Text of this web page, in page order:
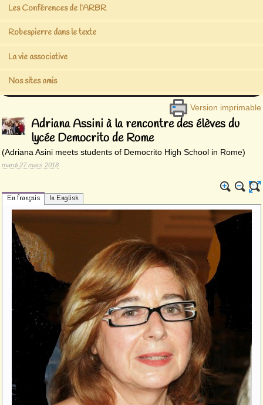
Les Conférences de l’ARBR
Robespierre dans le texte
La vie associative
Nos sites amis
Version imprimable
Adriana Assini à la rencontre des élèves du
lycée Democrito de Rome
(Adriana Asini meets students of Democrito High School in Rome)
mardi 27 mars 2018
En français In English